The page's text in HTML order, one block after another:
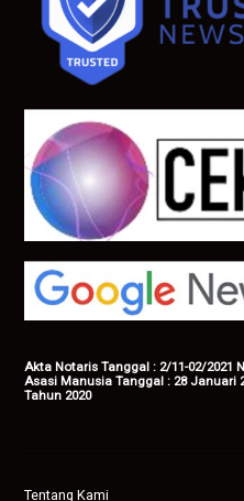
Akta Notaris Tanggal : 2/11-02/2021
Asasi Manusia Tanggal : 28 Januari
Tahun 2020
Tentang Kami